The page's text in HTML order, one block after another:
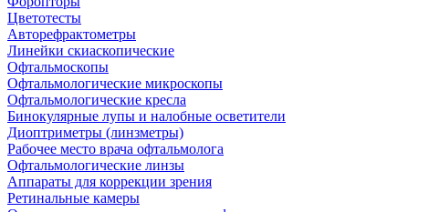
Цветотесты
Авторефрактометры
Линейки скиаскопические
Офтальмоскопы
Офтальмологические микроскопы
Офтальмологические кресла
Бинокулярные лупы и налобные осветители
Диоптриметры (линзметры)
Рабочее место врача офтальмолога
Офтальмологические линзы
Аппараты для коррекции зрения
Ретинальные камеры